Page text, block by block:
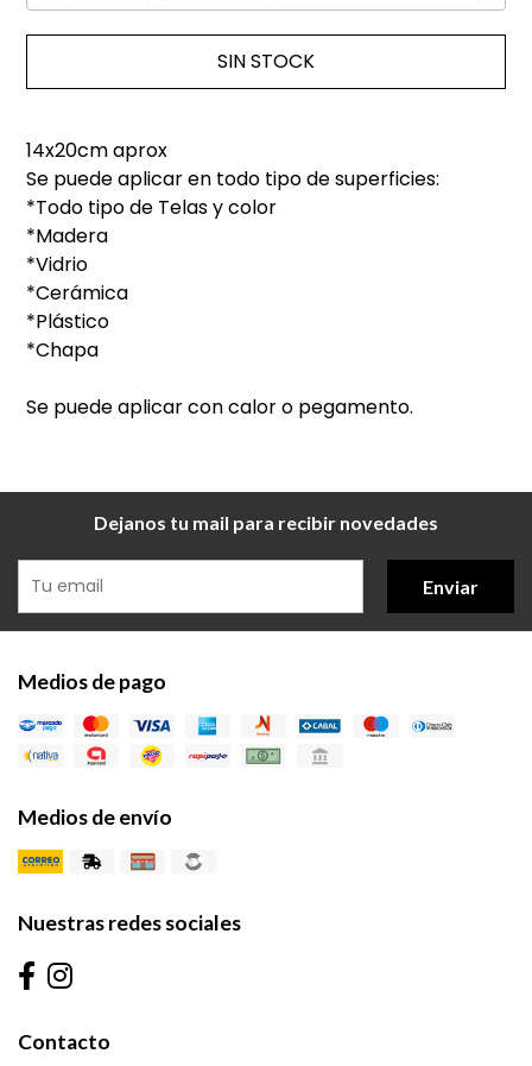
SIN STOCK
14x20cm aprox
Se puede aplicar en todo tipo de superficies:
*Todo tipo de Telas y color
*Madera
*Vidrio
*Cerámica
*Plástico
*Chapa
Se puede aplicar con calor o pegamento.
Dejanos tu mail para recibir novedades
Enviar
Medios de pago
Medios de envío
Nuestras redes sociales
Contacto